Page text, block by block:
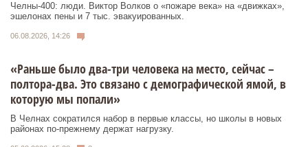
Челны-400: люди. Виктор Волков о «пожаре века» на «движках»,
эшелонах пены и 7 тыс. эвакуированных.
06.08.2026, 14:26
«Раньше было два-три человека на место, сейчас –
полтора-два. Это связано с демографической ямой, в
которую мы попали»
В Челнах сократился набор в первые классы, но школы в новых
районах по-прежнему держат нагрузку.